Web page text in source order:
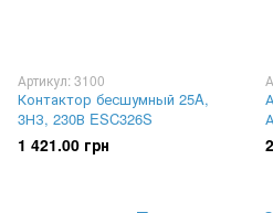
Артикул: 3100
Контактор бесшумный 25A,
3НЗ, 230В ESC326S
1 421.00 грн